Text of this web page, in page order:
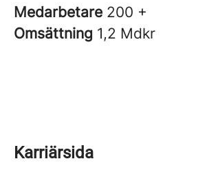
Medarbetare 200 +
Omsättning 1,2 Mdkr
Karriärsida